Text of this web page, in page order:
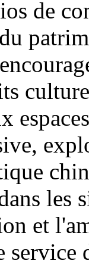
de
les
et
service